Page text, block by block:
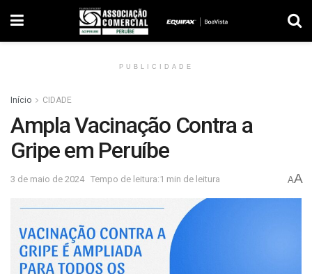
PUBLICIDADE
Início CIDADE
Ampla Vacinação Contra a
Gripe em Peruíbe
3 de maio de 2024 Tempo de leitura:1 min de leitura AA